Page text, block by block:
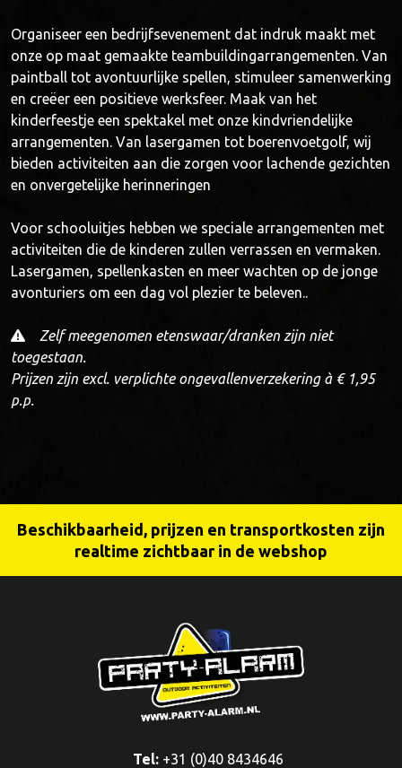
Organiseer een bedrijfsevenement dat indruk maakt met
onze op maat gemaakte teambuildingarrangementen. Van
paintball tot avontuurlijke spellen, stimuleer samenwerking
en creëer een positieve werksfeer. Maak van het
kinderfeestje een spektakel met onze kindvriendelijke
arrangementen. Van lasergamen tot boerenvoetgolf, wij
bieden activiteiten aan die zorgen voor lachende gezichten
en onvergetelijke herinneringen
Voor schooluitjes hebben we speciale arrangementen met
activiteiten die de kinderen zullen verrassen en vermaken.
Lasergamen, spellenkasten en meer wachten op de jonge
avonturiers om een dag vol plezier te beleven..
Zelf meegenomen etenswaar/dranken zijn niet
toegestaan.
Prijzen zijn excl. verplichte ongevallenverzekering à € 1,95
p.p.
Beschikbaarheid, prijzen en transportkosten zijn
realtime zichtbaar in de webshop
Tel:+31 (0)40 8434646